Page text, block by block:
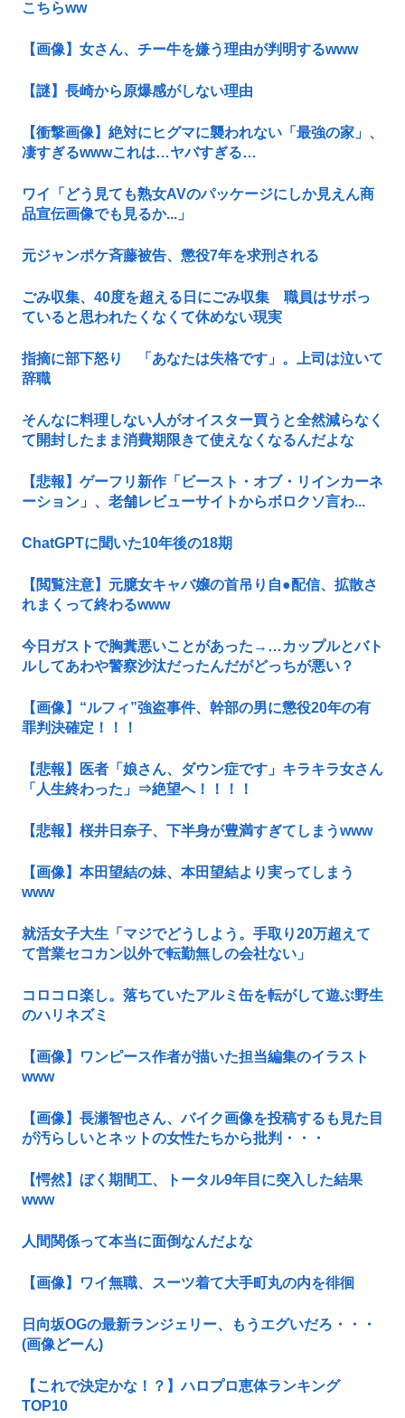
こちらww
【画像】女さん、チー牛を嫌う理由が判明するwww
【謎】長崎から原爆感がしない理由
【衝撃画像】絶対にヒグマに襲われない「最強の家」、
凄すぎるwwwこれは…ヤバすぎる…
ワイ「どう見ても熟女AVのパッケージにしか見えん商
品宣伝画像でも見るか...」
元ジャンポケ斉藤被告、懲役7年を求刑される
ごみ収集、40度を超える日にごみ収集 職員はサボっ
ていると思われたくなくて休めない現実
指摘に部下怒り 「あなたは失格です」。上司は泣いて
辞職
そんなに料理しない人がオイスター買うと全然減らなく
て開封したまま消費期限きて使えなくなるんだよな
【悲報】ゲーフリ新作「ビースト・オブ・リインカーネ
ーション」、老舗レビューサイトからボロクソ言わ...
ChatGPTに聞いた10年後の18期
【閲覧注意】元臆女キャバ嬢の首吊り自●配信、拡散さ
れまくって終わるwww
今日ガストで胸糞悪いことがあった→…カップルとバト
ルしてあわや警察沙汰だったんだがどっちが悪い？
【画像】“ルフィ”強盗事件、幹部の男に懲役20年の有
罪判決確定！！！
【悲報】医者「娘さん、ダウン症です」キラキラ女さん
「人生終わった」⇒絶望へ！！！！
【悲報】桜井日奈子、下半身が豊満すぎてしまうwww
【画像】本田望結の妹、本田望結より実ってしまう
www
就活女子大生「マジでどうしよう。手取り20万超えて
て営業セコカン以外で転勤無しの会社ない」
コロコロ楽し。落ちていたアルミ缶を転がして遊ぶ野生
のハリネズミ
【画像】ワンピース作者が描いた担当編集のイラスト
www
【画像】長瀬智也さん、バイク画像を投稿するも見た目
が汚らしいとネットの女性たちから批判・・・
【愕然】ぼく期間工、トータル9年目に突入した結果
www
人間関係って本当に面倒なんだよな
【画像】ワイ無職、スーツ着て大手町丸の内を徘徊
日向坂OGの最新ランジェリー、もうエグいだろ・・・
(画像どーん)
【これで決定かな！？】ハロプロ恵体ランキング
TOP10